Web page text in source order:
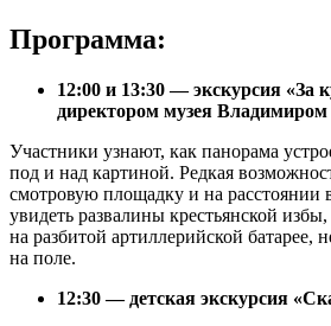
Программа:
12:00 и 13:30 — экскурсия «За
директором музея
Участники узнают, как панорама
под и над картиной. Редкая
смотровую площадку и на расстоянии
увидеть развалины крестьянской
на разбитой артиллерийской батарее,
на поле.
12:30 — детская экскурсия